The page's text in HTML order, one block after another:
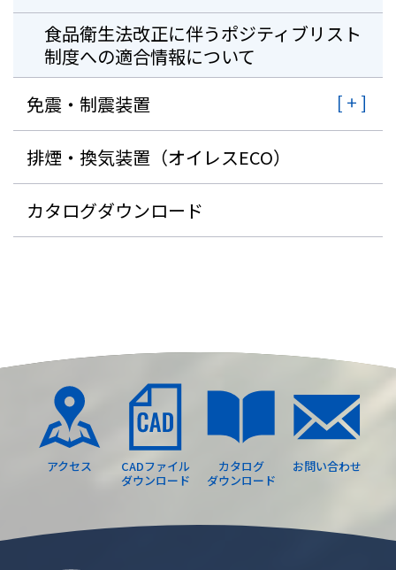
⾷品衛⽣法改正に伴うポジティブリスト
制度への適合情報について
免震・制震装置
排煙・換気装置（オイレスECO）
カタログダウンロード
アクセス
CADファイル
ダウンロード
カタログ
ダウンロード
お問い合わせ